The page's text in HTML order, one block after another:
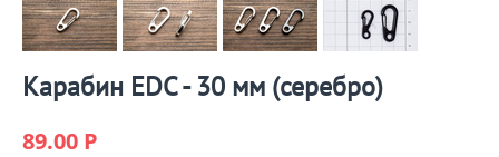
Карабин EDC - 30 мм (серебро)
89.00 Р